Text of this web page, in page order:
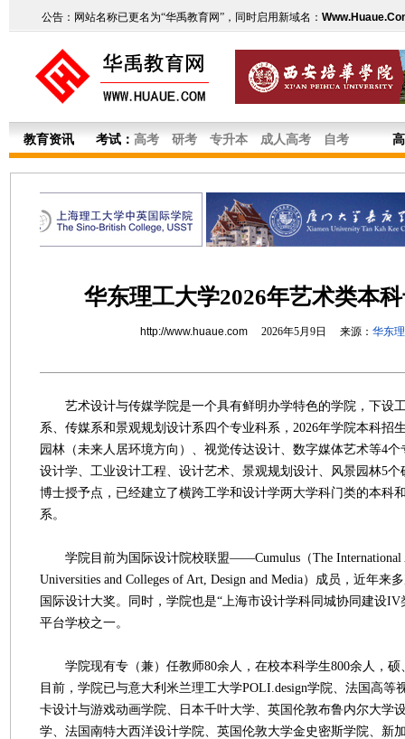
公告：网站名称已更名为“华禹教育网”，同时启用新域名：
教育资讯 考试： 高考 研考 专升本 成人高考 自考
华东理工大学2026年艺术类本
http://www.huaue.com2026年5月9日 来源： 华东
艺术设计与传媒学院是一个具有鲜明办学特色的学院，下设
系、传媒系和景观规划设计系四个专业科系，2026年学院本科招
园林（未来人居环境方向）、视觉传达设计、数字媒体艺术等4
设计学、工业设计工程、设计艺术、景观规划设计、风景园林5
博士授予点，已经建立了横跨工学和设计学两大学科门类的本科
系。
学院目前为国际设计院校联盟——Cumulus（The International
Universities and Colleges of Art, Design and Media）成员，近年来
国际设计大奖。同时，学院也是“上海市设计学科同城协同建设IV
平台学校之一。
学院现有专（兼）任教师80余人，在校本科学生800余人，硕
目前，学院已与意大利米兰理工大学POLI.design学院、法国高等
卡设计与游戏动画学院、日本千叶大学、英国伦敦布鲁内尔大学
学、法国南特大西洋设计学院、英国伦敦大学金史密斯学院、新